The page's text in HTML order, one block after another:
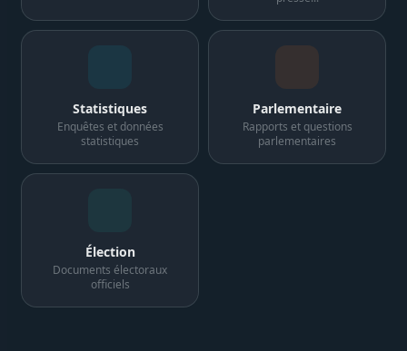
Statistiques
Enquêtes et données
statistiques
Parlementaire
Rapports et questions
parlementaires
Élection
Documents électoraux
officiels